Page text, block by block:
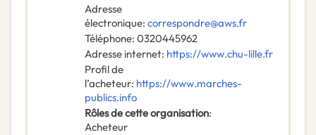
Adresse
électronique: correspondre@aws.fr
Téléphone: 0320445962
Adresse internet: https://www.chu-lille.fr
Profil de
l’acheteur: https://www.marches-
publics.info
Rôles de cette organisation:
Acheteur